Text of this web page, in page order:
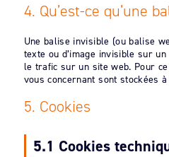
4. Qu’est-ce qu’une
Une balise invisible (ou balise
texte ou d’image invisible sur
le trafic sur un site web. Pour
vous concernant sont stockées
5. Cookies
5.1 Cookies